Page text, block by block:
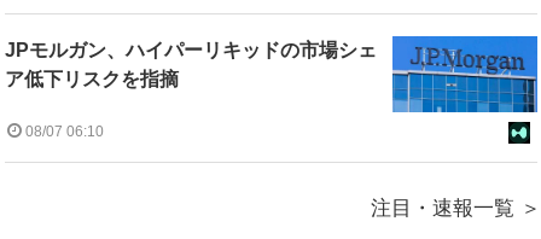
JPモルガン、ハイパーリキッドの市場シェ
ア低下リスクを指摘
08/07 06:10
注目・速報一覧